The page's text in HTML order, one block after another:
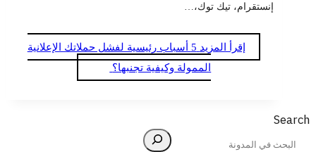
إنستقرام، تيك توك،…
إقرأ المزيد
5 أسباب رئيسية لفشل حملاتك الإعلانية
الممولة وكيفية تجنبها؟
Search